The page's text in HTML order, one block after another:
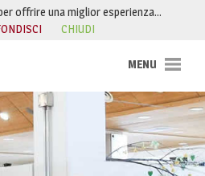
offrire una miglior esperienza…
CHIUDI